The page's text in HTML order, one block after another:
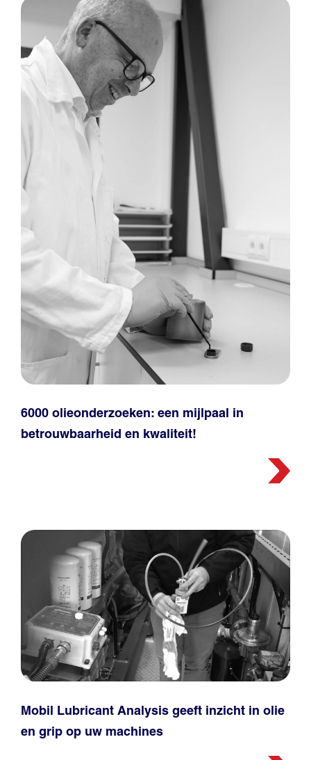
6000 olieonderzoeken: een mijlpaal in
betrouwbaarheid en kwaliteit!
Mobil Lubricant Analysis geeft inzicht in olie
en grip op uw machines